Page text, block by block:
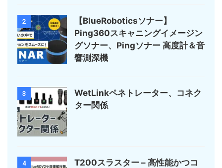
2
【BlueRoboticsソナー】
Ping360スキャニングイメージン
グソナー、Pingソナー 高度計＆音
響測深機
3
WetLinkペネトレーター、コネク
ター関係
4
T200スラスター – 高性能かつコ